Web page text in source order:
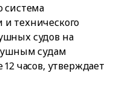
система
технического
судов на
судам
часов, утверждает